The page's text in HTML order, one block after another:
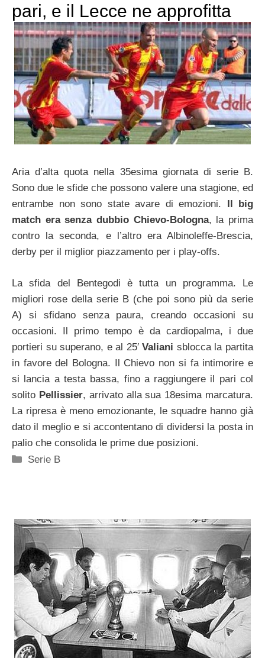
pari, e il Lecce ne approfitta
Aria d’alta quota nella 35esima giornata di serie B.
Sono due le sfide che possono valere una stagione, ed
entrambe non sono state avare di emozioni.
Il big
match era senza dubbio Chievo-Bologna, la prima
contro la seconda, e l’altro era Albinoleffe-Brescia,
derby per il miglior piazzamento per i play-offs.
La sfida del Bentegodi è tutta un programma. Le
migliori rose della serie B (che poi sono più da serie
A) si sfidano senza paura, creando occasioni su
occasioni. Il primo tempo è da cardiopalma, i due
portieri su superano, e al 25′Valiani sblocca la partita
in favore del Bologna. Il Chievo non si fa intimorire e
si lancia a testa bassa, fino a raggiungere il pari col
solito Pellissier, arrivato alla sua 18esima marcatura.
La ripresa è meno emozionante, le squadre hanno già
dato il meglio e si accontentano di dividersi la posta in
palio che consolida le prime due posizioni.
Categorie
Serie B